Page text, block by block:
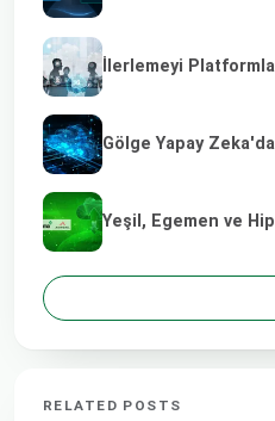
İlerlemeyi
Gölge Yapay
Yeşil, Egemen ve
RELATED POSTS